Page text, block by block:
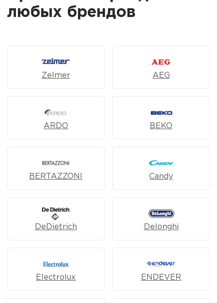
любых брендов
Zelmer AEG
ARDO BEKO
BERTAZZONI Candy
DeDietrich Delonghi
Electrolux ENDEVER